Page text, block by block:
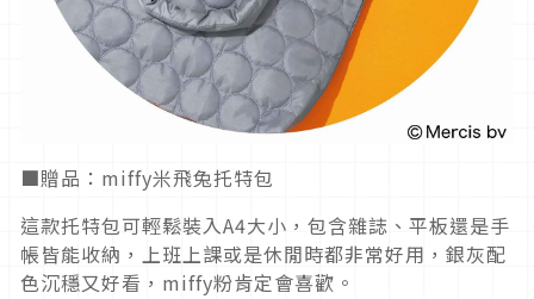
■贈品：miffy米飛兔托特包
這款托特包可輕鬆裝入A4大小，包含雜誌、平板還是手
帳皆能收納，上班上課或是休閒時都非常好用，銀灰配
色沉穩又好看，miffy粉肯定會喜歡。